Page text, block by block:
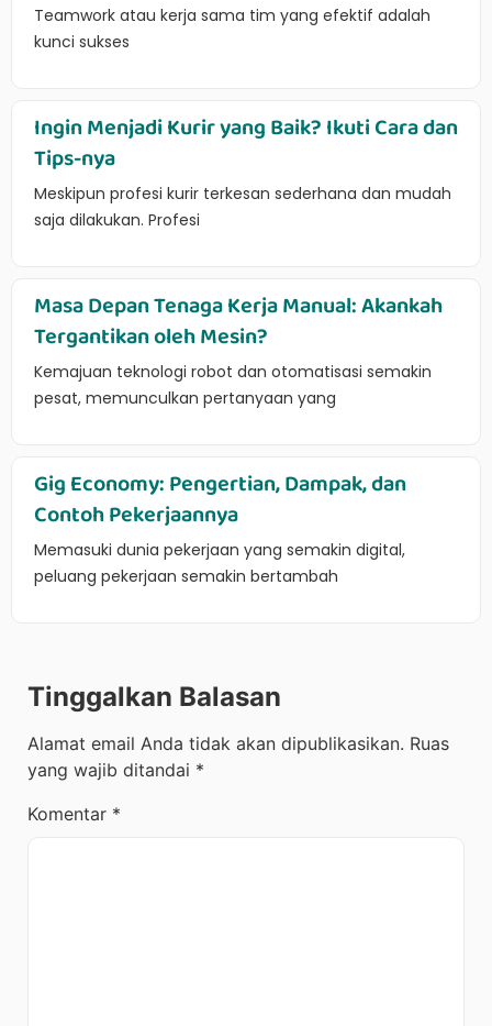
Teamwork atau kerja sama tim yang efektif adalah
kunci sukses
Ingin Menjadi Kurir yang Baik? Ikuti Cara dan
Tips-nya
Meskipun profesi kurir terkesan sederhana dan mudah
saja dilakukan. Profesi
Masa Depan Tenaga Kerja Manual: Akankah
Tergantikan oleh Mesin?
Kemajuan teknologi robot dan otomatisasi semakin
pesat, memunculkan pertanyaan yang
Gig Economy: Pengertian, Dampak, dan
Contoh Pekerjaannya
Memasuki dunia pekerjaan yang semakin digital,
peluang pekerjaan semakin bertambah
Tinggalkan Balasan
Alamat email Anda tidak akan dipublikasikan. Ruas
yang wajib ditandai *
Komentar *